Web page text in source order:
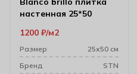
настенная 25*50
1200 ₽ м2
Размер
25х50 см
Бренд
STN